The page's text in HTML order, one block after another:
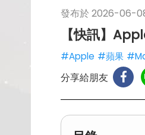
發布於 2026-06-
【快訊】
#Apple #蘋果
分享給朋友